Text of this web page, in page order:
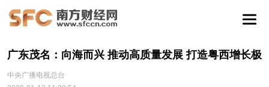
广东茂名：向海而兴 推动高质量发展 打造粤西增长极
中央广播电视总台